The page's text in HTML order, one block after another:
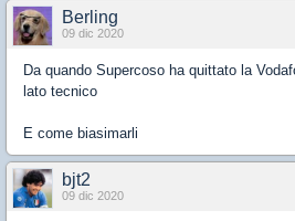
Berling
09 dic 2020
Da quando Supercoso ha quittato la
lato tecnico
E come biasimarli
bjt2
09 dic 2020